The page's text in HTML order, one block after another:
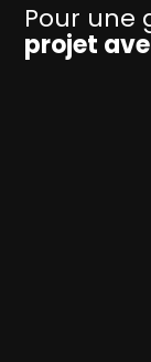
Pour une
projet